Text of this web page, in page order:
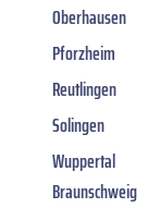
Oberhausen
Pforzheim
Reutlingen
Solingen
Wuppertal
Braunschweig